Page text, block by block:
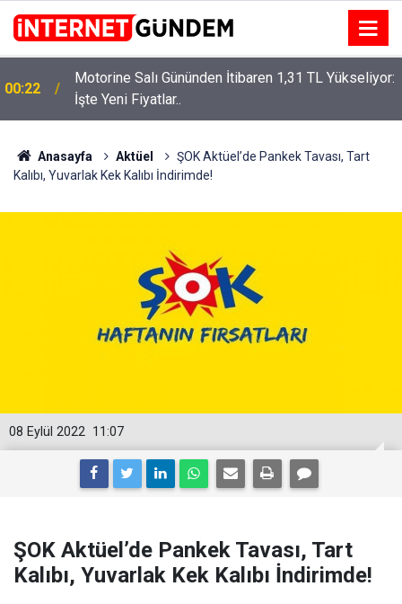
00:22
Motorine Salı Gününden İtibaren 1,31 TL Yükseliyor:
İşte Yeni Fiyatlar..
15:58
Neşet Ertaş’a “Bozkırın Tezenesi” Lakabını Kim
Verdi? Beyaz’la Joker Sorusunun Cevabı Merak
Edildi
Anasayfa Aktüel
ŞOK Aktüel’de Pankek Tavası, Tart
Kalıbı, Yuvarlak Kek Kalıbı İndirimde!
11:07
08 Eylül 2022
ŞOK Aktüel’de Pankek Tavası, Tart
Kalıbı, Yuvarlak Kek Kalıbı İndirimde!